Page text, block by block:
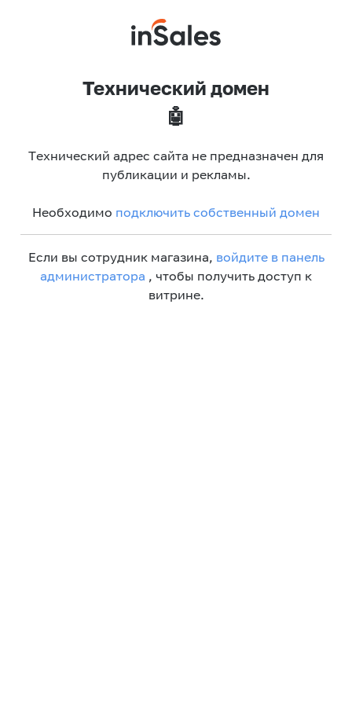
Технический домен
🤖
Технический адрес сайта не предназначен для
публикации и рекламы.
Необходимо подключить собственный домен
Если вы сотрудник магазина, войдите в панель
администратора , чтобы получить доступ к
витрине.